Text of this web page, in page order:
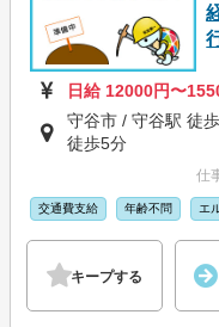
日給 12000円〜
守谷市 / 守谷駅 徒
徒歩5分
仕
交通費支給 年齢不問 エ
キープする